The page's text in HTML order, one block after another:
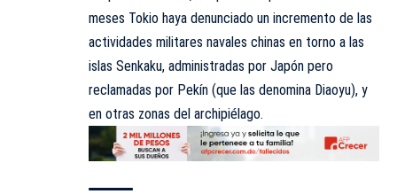
meses Tokio haya denunciado un incremento de las
actividades militares navales chinas en torno a las
islas Senkaku, administradas por Japón pero
reclamadas por Pekín (que las denomina Diaoyu), y
en otras zonas del archipiélago.